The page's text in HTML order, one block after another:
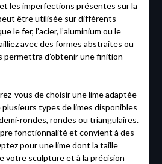
les imperfections présentes sur la
être utilisée sur différents
le fer, l’acier, l’aluminium ou le
avec des formes abstraites ou
permettra d’obtenir une finition
vous de choisir une lime adaptée
types de limes disponibles
rondes, rondes ou triangulaires.
fonctionnalité et convient à des
pour une lime dont la taille
votre sculpture et à la précision